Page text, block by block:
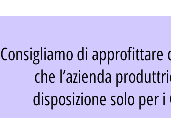
Consigliamo di approfittare
che l’azienda
disposizione solo per